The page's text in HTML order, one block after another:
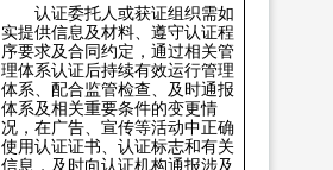
认证委托人或获证组织需如
实提供信息及材料、遵守认证程
序要求及合同约定，通过相关管
理体系认证后持续有效运行管理
体系、配合监管检查、及时通报
体系及相关重要条件的变更情
况，在广告、宣传等活动中正确
使用认证证书、认证标志和有关
信息，及时向认证机构通报涉及